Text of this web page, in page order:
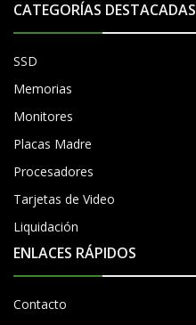
CATEGORÍAS DESTACADAS
SSD
Memorias
Monitores
Placas Madre
Procesadores
Tarjetas de Video
Liquidación
ENLACES RÁPIDOS
Contacto